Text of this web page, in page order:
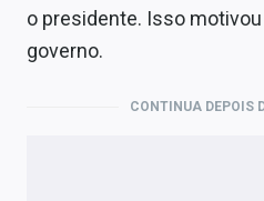
o presidente. Isso
governo.
CONTINUA DEPOIS